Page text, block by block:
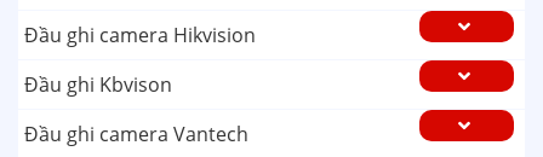
Đầu ghi camera Hikvision
Đầu ghi Kbvison
Đầu ghi camera Vantech